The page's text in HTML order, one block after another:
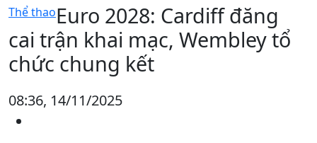
Thể thaoEuro 2028: Cardiff đăng
cai trận khai mạc, Wembley tổ
chức chung kết
08:36, 14/11/2025